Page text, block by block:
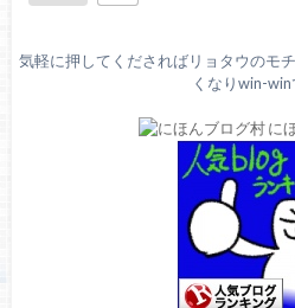
気軽に押してくださればリョタウのモ
くなりwin-win